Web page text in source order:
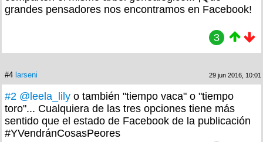
grandes pensadores nos encontramos en Facebook!
3
#4 larseni 29 jun 2016, 10:01
#2 @leela_lily o también "tiempo vaca" o "tiempo
toro"... Cualquiera de las tres opciones tiene más
sentido que el estado de Facebook de la publicación
#YVendránCosasPeores